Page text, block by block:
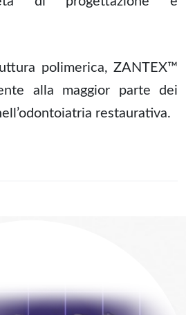
polimerica, ZANTEX™
alla maggior parte dei
restaurativa.